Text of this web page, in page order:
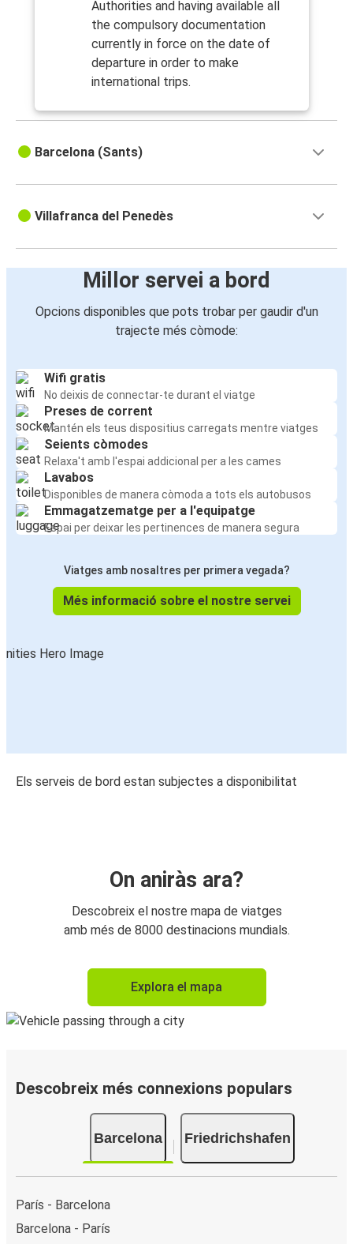
Authorities and having available all
the compulsory documentation
currently in force on the date of
departure in order to make
international trips.
Barcelona (Sants)
Villafranca del Penedès
Millor servei a bord
Opcions disponibles que pots trobar per gaudir d'un
trajecte més còmode:
Wifi gratis
No deixis de connectar-te durant el viatge
Preses de corrent
Mantén els teus dispositius carregats mentre viatges
Seients còmodes
Relaxa't amb l'espai addicional per a les cames
Lavabos
Disponibles de manera còmoda a tots els autobusos
Emmagatzematge per a l'equipatge
Espai per deixar les pertinences de manera segura
Viatges amb nosaltres per primera vegada?
Més informació sobre el nostre servei
Els serveis de bord estan subjectes a disponibilitat
On aniràs ara?
Descobreix el nostre mapa de viatges
amb més de 8000 destinacions mundials.
Explora el mapa
Descobreix més connexions populars
Barcelona Friedrichshafen
París - Barcelona
Barcelona - París